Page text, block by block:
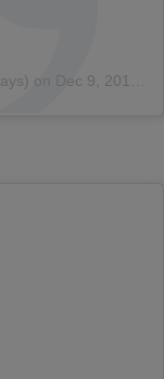
on Dec 9, 2015 at 9:39am PST